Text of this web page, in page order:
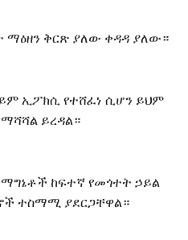
ማዕዘን ቅርጽ ያለው ቀዳዳ ያለው።
ኢፖክሲ የተሸፈነ ሲሆን ይህም
ይረዳል።
ከፍተኛ የመጎተት ኃይል
ተስማሚ ያደርጋቸዋል።